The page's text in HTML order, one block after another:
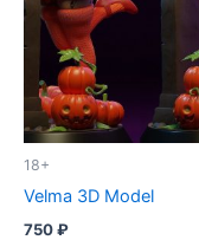
18+
Velma 3D Model
750₽